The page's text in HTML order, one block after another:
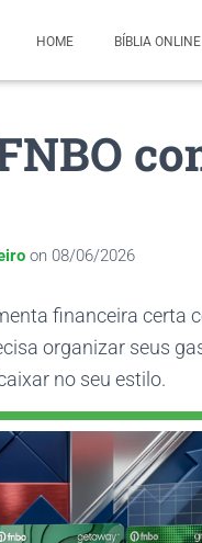
HOME BÍBLIA ONLINE
on 08/06/2026
financeira certa
organizar seus
no seu estilo.